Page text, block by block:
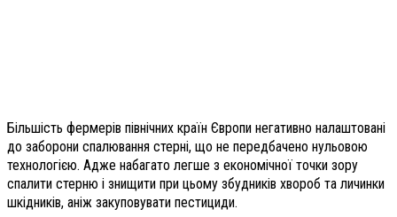
Більшість фермерів північних країн Європи негативно налаштовані
до заборони спалювання стерні, що не передбачено нульовою
технологією. Адже набагато легше з економічної точки зору
спалити стерню і знищити при цьому збудників хвороб та личинки
шкідників, аніж закуповувати пестициди.